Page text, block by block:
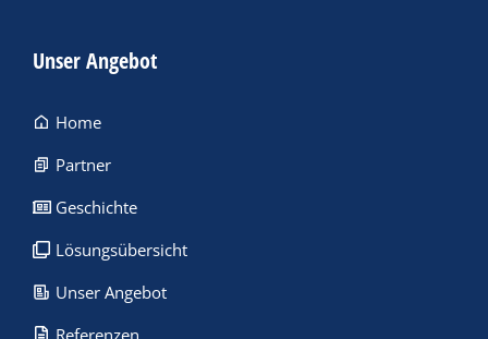
Unser Angebot
Home
Partner
Geschichte
Lösungsübersicht
Unser Angebot